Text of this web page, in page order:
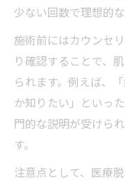
少ない回数で理想的
施術前にはカウンセ
り確認することで、
られます。例えば、
か知りたい」といっ
門的な説明が受けら
す。
注意点として、医療